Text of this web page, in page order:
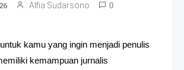
Alfia Sudarsono 0
untuk kamu yang ingin menjadi penulis
kemampuan jurnalis